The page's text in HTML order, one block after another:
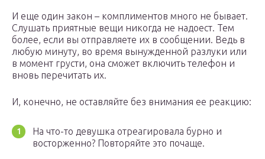
И еще один закон – комплиментов много не бывает.
Слушать приятные вещи никогда не надоест. Тем
более, если вы отправляете их в сообщении. Ведь в
любую минуту, во время вынужденной разлуки или
в момент грусти, она сможет включить телефон и
вновь перечитать их.
И, конечно, не оставляйте без внимания ее реакцию:
На что-то девушка отреагировала бурно и
восторженно? Повторяйте это почаще.